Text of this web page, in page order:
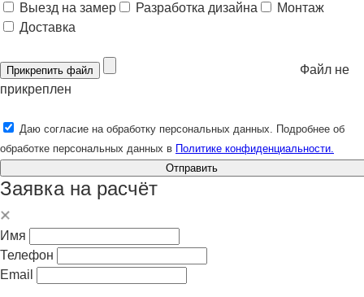
Выезд на замер Разработка дизайна
Монтаж
Доставка
Прикрепить файл
Файл не
прикреплен
Даю согласие на обработку персональных данных. Подробнее об
обработке персональных данных в Политике конфиденциальности.
Отправить
Заявка на расчёт
Имя
Телефон
Email